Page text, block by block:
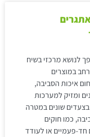
לנושא מרכזי בשיח
במוצרים
איכות הסביבה,
ומזיק למערכות
בצעדים שונים במטרה
כמו חוקים
פעמיים או לעודד